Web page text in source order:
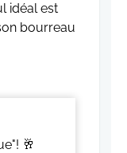
idéal est
bourreau
🥂